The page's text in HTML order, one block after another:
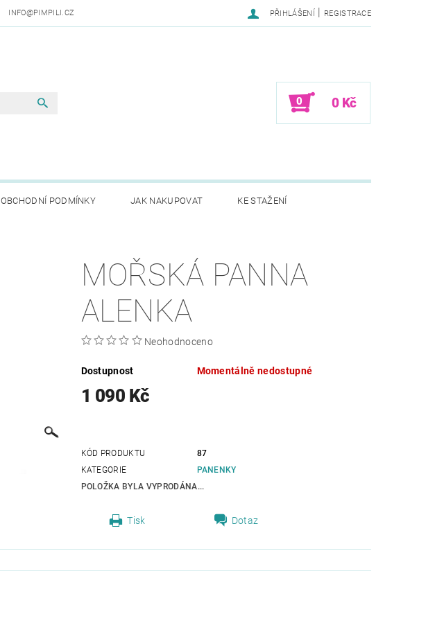
INFO@PIMPILI.CZ PŘIHLÁŠENÍ | REGISTRACE
0 0 Kč
OBCHODNÍ PODMÍNKY JAK NAKUPOVAT KE STAŽENÍ
MOŘSKÁ PANNA
ALENKA
Neohodnoceno
Dostupnost Momentálně nedostupné
1 090 Kč
KÓD PRODUKTU
87
KATEGORIE
PANENKY
POLOŽKA BYLA VYPRODÁNA...
Tisk Dotaz